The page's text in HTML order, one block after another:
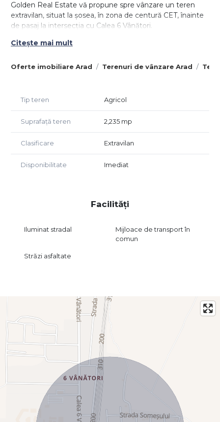
Oferte imobiliare Arad Terenuri de vânzare Arad
Golden Real Estate vă propune spre vânzare un teren
extravilan, situat la șosea, în zona de centură CET, înainte
de pasaj la intersecția cu Calea 6 Vânători.
bună pentru dezvoltatori.
Preț: 32.999 euro, negociabil.
Agent Golden Real Estate.
Citește mai mult
Tip teren Agricol
Suprafață teren 2,235 mp
Clasificare Extravilan
Disponibilitate Imediat
Facilități
Iluminat stradal
Mijloace de transport în
comun
Străzi asfaltate